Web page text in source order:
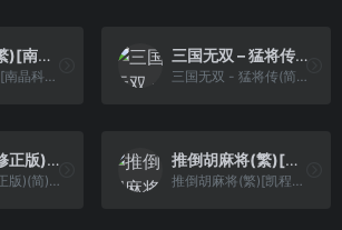
圣火少侠(繁)[南晶科技](CN)[RPG](2Mb)
圣火少侠(繁)[南晶科技](CN)[RPG](2Mb)
三国无双 – 猛将传(简)[南晶科技](CN)[RPG](16Mb)
三国无双 - 猛将传(简)[南晶科技](CN)[RPG](16Mb)
半熟英雄(修正版)(简)[外星科技+Vanyogin](JP)[SLG](2Mb)
半熟英雄(修正版)(简)[外星科技+Vanyogin](JP)[SLG](2Mb)
推倒胡麻将(繁)[凯程电子](JP)[TAB](0.5Mb)
推倒胡麻将(繁)[凯程电子](JP)[TAB](0.5Mb)